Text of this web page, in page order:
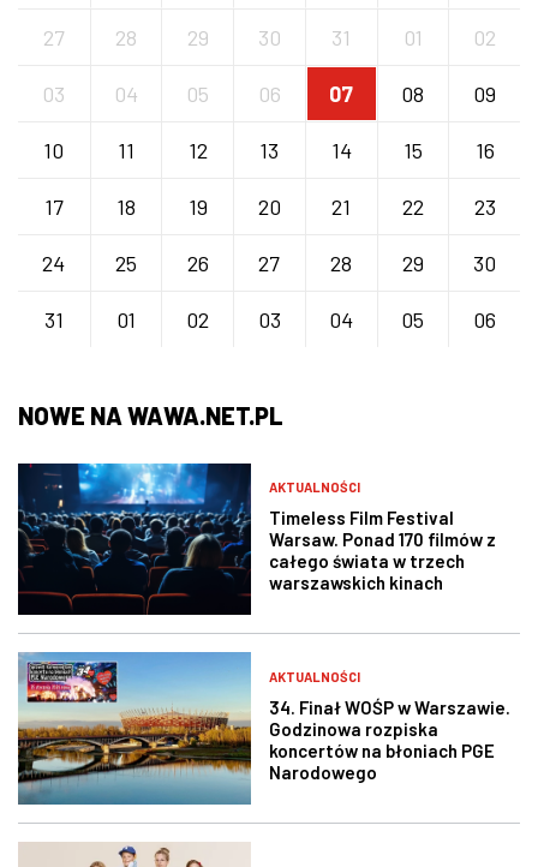
27 28 29 30 31 01 02
03 04 05 06 07 08 09
10 11 12 13 14 15 16
17 18 19 20 21 22 23
24 25 26 27 28 29 30
31 01 02 03 04 05 06
NOWE NA WAWA.NET.PL
AKTUALNOŚCI
Timeless Film Festival
Warsaw. Ponad 170 filmów z
całego świata w trzech
warszawskich kinach
AKTUALNOŚCI
34. Finał WOŚP w Warszawie.
Godzinowa rozpiska
koncertów na błoniach PGE
Narodowego